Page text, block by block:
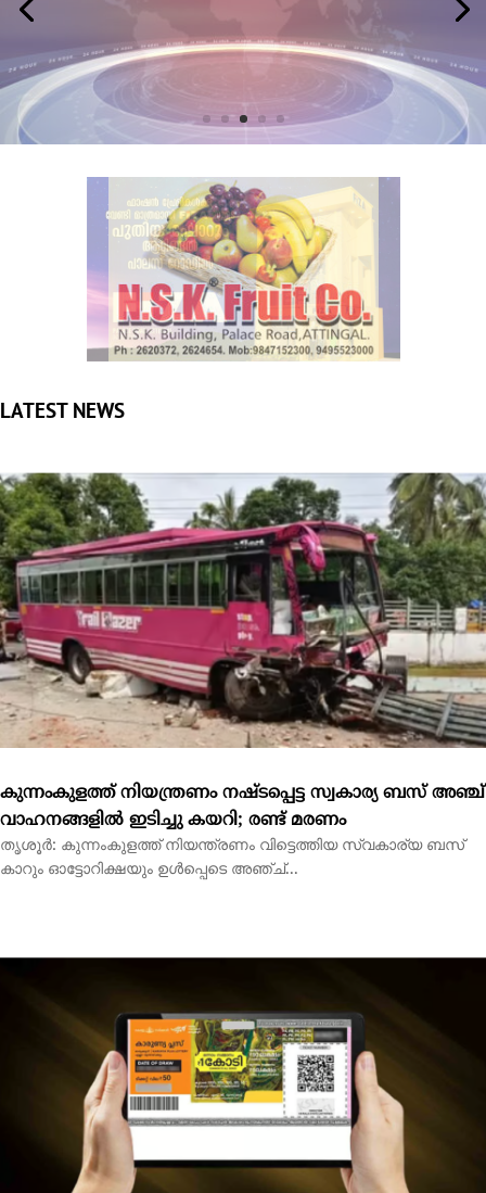
LATEST NEWS
കുന്നംകുളത്ത് നിയന്ത്രണം നഷ്ടപ്പെട്ട സ്വകാര്യ ബസ് അഞ്ച്
വാഹനങ്ങളിൽ ഇടിച്ചു കയറി; രണ്ട് മരണം
തൃശൂർ: കുന്നംകുളത്ത് നിയന്ത്രണം വിട്ടെത്തിയ സ്വകാര്യ ബസ്
കാറും ഓട്ടോറിക്ഷയും ഉൾപ്പെടെ അഞ്ച്...
ഒരു കോടിയുടെ ഭാഗ്യശാലി ആര്?; കാരുണ്യ പ്ലസ് ലോട്ടറി
ഫലം പ്രഖ്യാപിച്ചു
തിരുവനന്തപുരം: സംസ്ഥാന ഭാഗ്യക്കുറി വകുപ്പിന്റെ കാരുണ്യ